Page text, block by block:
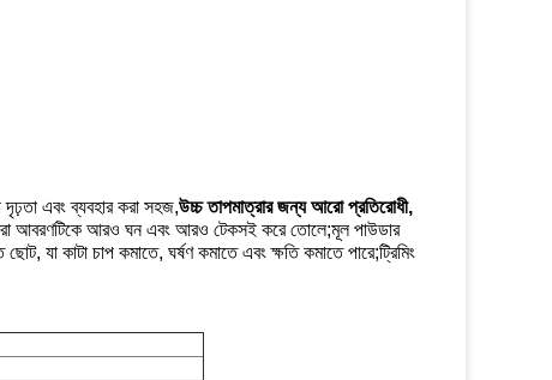
দৃঢ়তা এবং ব্যবহার করা সহজ,উচ্চ তাপমাত্রার জন্য আরো প্রতিরোধী,
আবরণটিকে আরও ঘন এবং আরও টেকসই করে তোলে;মূল পাউডার
যা কাটা চাপ কমাতে, ঘর্ষণ কমাতে এবং ক্ষতি কমাতে পারে;ট্রিমিং